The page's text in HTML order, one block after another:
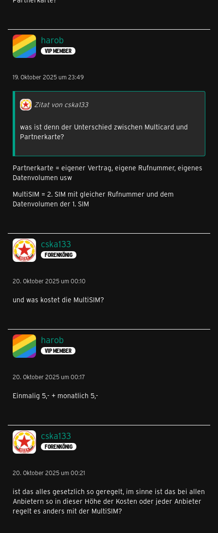
harob
VIP MEMBER
19. Oktober 2025 um 23:49
Zitat von cska133
was ist denn der Unterschied zwischen Multicard und
Partnerkarte?
Partnerkarte = eigener Vertrag, eigene Rufnummer, eigenes
Datenvolumen usw
MultiSIM = 2. SIM mit gleicher Rufnummer und dem
Datenvolumen der 1. SIM
cska133
FORENKÖNIG
20. Oktober 2025 um 00:10
und was kostet die MultiSIM?
harob
VIP MEMBER
20. Oktober 2025 um 00:17
Einmalig 5,- + monatlich 5,-
cska133
FORENKÖNIG
20. Oktober 2025 um 00:21
ist das alles gesetzlich so geregelt, im sinne ist das bei allen
Anbietern so in dieser Höhe der Kosten oder jeder Anbieter
regelt es anders mit der MultiSIM?